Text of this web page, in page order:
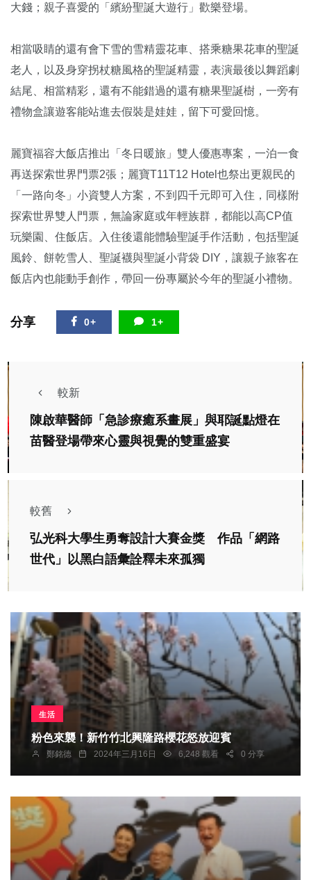
大錢；親子喜愛的「繽紛聖誕大遊行」歡樂登場。
相當吸睛的還有會下雪的雪精靈花車、搭乘糖果花車的聖誕
老人，以及身穿拐杖糖風格的聖誕精靈，表演最後以舞蹈劇
結尾、相當精彩，還有不能錯過的還有糖果聖誕樹，一旁有
禮物盒讓遊客能站進去假裝是娃娃，留下可愛回憶。
麗寶福容大飯店推出「冬日暖旅」雙人優惠專案，一泊一食
再送探索世界門票2張；麗寶T11T12 Hotel也祭出更親民的
「一路向冬」小資雙人方案，不到四千元即可入住，同樣附
探索世界雙人門票，無論家庭或年輕族群，都能以高CP值
玩樂園、住飯店。入住後還能體驗聖誕手作活動，包括聖誕
風鈴、餅乾雪人、聖誕襪與聖誕小背袋 DIY，讓親子旅客在
飯店內也能動手創作，帶回一份專屬於今年的聖誕小禮物。
分享 0+ 1+
較新
陳啟華醫師「急診療癒系畫展」與耶誕點燈在
苗醫登場帶來心靈與視覺的雙重盛宴
較舊
弘光科大學生勇奪設計大賽金獎 作品「網路
世代」以黑白語彙詮釋未來孤獨
生活
粉色來襲！新竹竹北興隆路櫻花怒放迎賓
鄭銘德 2024年三月16日 6,248 觀看 0 分享